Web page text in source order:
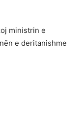
ministrin e
e deritanishme